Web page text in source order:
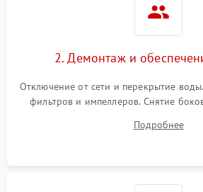
2. Демонтаж и
Отключение от сети и перекрытие
фильтров и импеллеров. Снятие
циркуляционному насосу, ТЭНу и
Подробнее